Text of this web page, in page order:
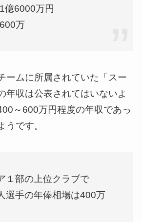
6000万円
万
ームに所属されていた「スー
年収は公表されてはいないよ
～600万円程度の年収であっ
うです。
１部の上位クラブで
選手の年俸相場は400万